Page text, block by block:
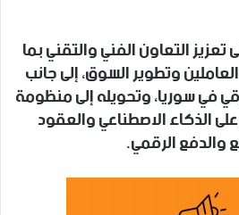
التعاون الفني والتقني بما
وتطوير السوق، إلى جانب
في سوريا، وتحويله إلى منظومة
الذكاء الاصطناعي والعقود
والدفع الرقمي.